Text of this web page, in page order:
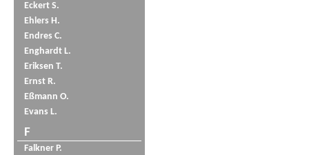
Eckert S.
Ehlers H.
Endres C.
Enghardt L.
Eriksen T.
Ernst R.
Eßmann O.
Evans L.
F
Falkner P.